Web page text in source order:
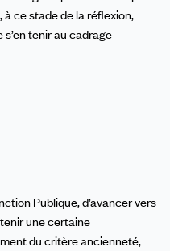
à ce stade de la réflexion,
tenir au cadrage
Publique, d’avancer vers
une certaine
du critère ancienneté,